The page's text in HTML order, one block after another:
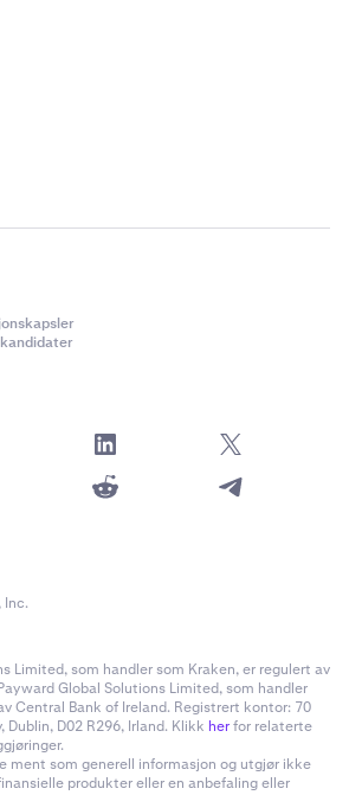
Inc.
Limited, som handler som Kraken, er regulert av
Global Solutions Limited, som handler
Central Bank of Ireland. Registrert kontor: 70
Dublin, D02 R296, Irland. Klikk herfor relaterte
ment som generell informasjon og utgjør ikke
produkter eller en anbefaling eller